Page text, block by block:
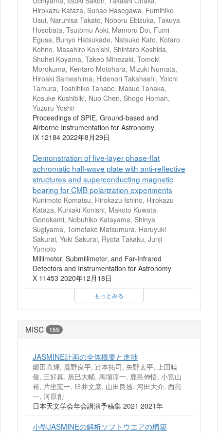
Hirokazu Kataza, Sunao Hasegawa, Fumihiko
Usui, Naruhisa Takato, Noboru Ebizuka, Takuya
Hosobata, Tsutomu Aoki, Mamoru Doi, Fumi
Egusa, Bunyo Hatsukade, Natsuko Kato, Kotaro
Kohno, Masahiro Konishi, Shintaro Koshida,
Shuhei Koyama, Takeo Minezaki, Tomoki
Morokuma, Kentaro Motohara, Mizuki Numata,
Hiroaki Sameshima, Hidenori Takahashi, Yoichi
Tamura, Toshihiko Tanabe, Masuo Tanaka,
Kosuke Kushibiki, Nuo Chen, Shogo Homan,
Yuzuru Yoshii
Proceedings of SPIE, Ground-based and
Airborne Instrumentation for Astronomy
IX 12184 2022年8月29日
Demonstration of five-layer phase-flat
achromatic half-wave plate with anti-reflective
structures and superconducting magnetic
bearing for CMB polarization experiments
Kunimoto Komatsu, Hirokazu Ishino, Hirokazu
Kataza, Kuniaki Konishi, Makoto Kuwata-
Gonokami, Nobuhiko Katayama, Shinya
Sugiyama, Tomotake Matsumura, Haruyuki
Sakurai, Yuki Sakurai, Ryota Takaku, Junji
Yumoto
Millimeter, Submillimeter, and Far-Infrared
Detectors and Instrumentation for Astronomy
X 11453 2020年12月18日
もっとみる
MISC 155
JASMINE計画の全体概要と進捗
郷田直輝, 鹿野良平, 辻本拓司, 矢野太平, 上田暁
俊, 三好真, 辰巳大輔, 馬場淳一, 鹿島伸悟, 小宮山
裕, 片坐宏一, 臼井文彦, 山田良透, 河田大介, 西亮
一, 河原創
日本天文学会年会講演予稿集 2021 2021年
小型JASMINEの解析ソフトウエアの構築